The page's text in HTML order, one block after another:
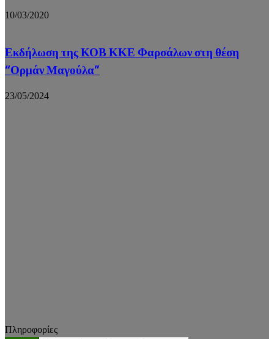
10/03/2020
Εκδήλωση της ΚΟΒ ΚΚΕ Φαρσάλων στη θέση
“Ορμάν Μαγούλα”
23/05/2024
Πληροφορίες